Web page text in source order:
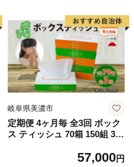
スペース 備蓄 ストック 便利
非常用 生活応援 川一製紙
岐阜県美濃市
定期便 4ヶ月毎 全3回 ボック
ス ティッシュ 70箱 150組 30
ペーパー BOX 日用品 備蓄 吸
57,000円